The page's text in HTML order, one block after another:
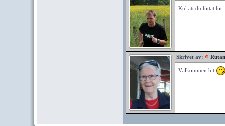
Kul att du hittat hit.
Skrivet av:
Välkommen hit